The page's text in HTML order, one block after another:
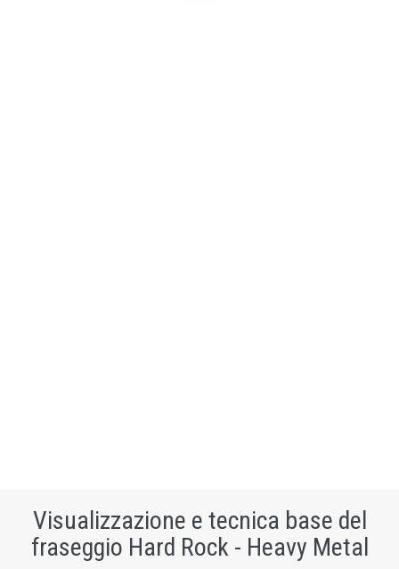
Visualizzazione e tecnica base del
fraseggio Hard Rock - Heavy Metal